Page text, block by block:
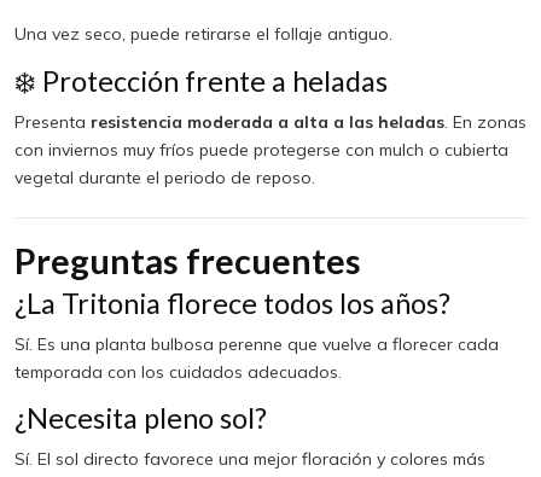
Una vez seco, puede retirarse el follaje antiguo.
❄️ Protección frente a heladas
Presenta resistencia moderada a alta a las heladas. En zonas
con inviernos muy fríos puede protegerse con mulch o cubierta
vegetal durante el periodo de reposo.
Preguntas frecuentes
¿La Tritonia florece todos los años?
Sí. Es una planta bulbosa perenne que vuelve a florecer cada
temporada con los cuidados adecuados.
¿Necesita pleno sol?
Sí. El sol directo favorece una mejor floración y colores más